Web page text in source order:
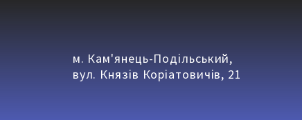
м. Кам'янець-Подільський,
вул. Князів Коріатовичів, 21